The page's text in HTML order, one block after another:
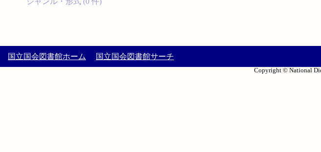
国立国会図書館ホーム 国立国会図書館サーチ
Copyright © National